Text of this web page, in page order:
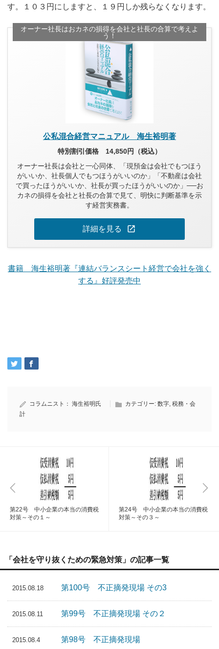
す。１０３円にしますと、１９円しか残らなくなります。
オーナー社長はおカネの損得を会社と社長の合算で考えよ
う！
公私混合経営マニュアル 海生裕明著
特別割引価格 14,850円（税込）
オーナー社長は会社と一心同体、「現預金は会社でもつほう
がいいか、社長個人でもつほうがいいのか」「不動産は会社
で買ったほうがいいか、社長が買ったほうがいいのか」──お
カネの損得を会社と社長の合算で見て、明快に判断基準を示
す経営実務書。
詳細を見る open_in_new
書籍 海生裕明著『連結バランスシート経営で会社を強く
する』好評発売中
コラムニスト： 海生裕明氏 カテゴリー: 数字, 税務・会
計
第22号 中小企業の本当の消費税
対策～その１～
第24号 中小企業の本当の消費税
対策～その３～
「会社を守り抜くための緊急対策」の記事一覧
2015.08.18 第100号 不正摘発現場 その3
2015.08.11 第99号 不正摘発現場 その２
2015.08.4 第98号 不正摘発現場